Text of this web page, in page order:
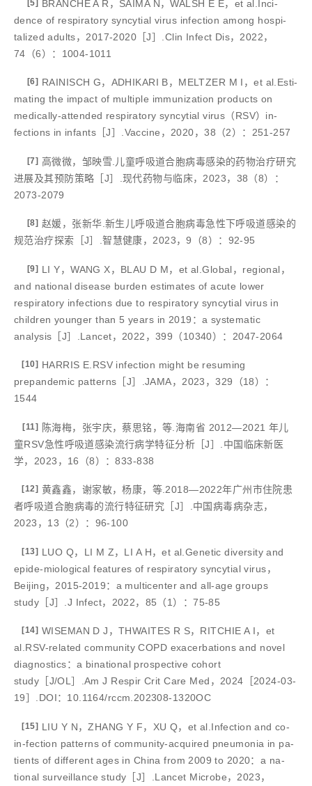
[5]
BRANCHE A R，SAIMA N，WALSH E E，et al.Inci-
dence of respiratory syncytial virus infection among hospi-
talized adults，2017-2020［J］.Clin Infect Dis，2022，
74（6）：1004-1011
[6] RAINISCH G，ADHIKARI B，MELTZER M I，et al.Esti-
mating the impact of multiple immunization products on
medically-attended respiratory syncytial virus（RSV）in-
fections in infants［J］.Vaccine，2020，38（2）：251-257
[7] 高微微，邹映雪.儿童呼吸道合胞病毒感染的药物治疗研究
进展及其预防策略［J］.现代药物与临床，2023，38（8）：
2073-2079
[8] 赵媛，张新华.新生儿呼吸道合胞病毒急性下呼吸道感染的
规范治疗探索［J］.智慧健康，2023，9（8）：92-95
[9] LI Y，WANG X，BLAU D M，et al.Global，regional，
and national disease burden estimates of acute lower
respiratory infections due to respiratory syncytial virus in
children younger than 5 years in 2019：a systematic
analysis［J］.Lancet，2022，399（10340）：2047-2064
[10] HARRIS E.RSV infection might be resuming
prepandemic patterns［J］.JAMA，2023，329（18）：
1544
[11]
陈海梅，张宇庆，蔡思铭，等.海南省 2012—2021 年儿
童RSV急性呼吸道感染流行病学特征分析［J］.中国临床新医
学，2023，16（8）：833-838
[12] 黄鑫鑫，谢家敏，杨康，等.2018—2022年广州市住院患
者呼吸道合胞病毒的流行特征研究［J］.中国病毒病杂志，
2023，13（2）：96-100
[13] LUO Q，LI M Z，LI A H，et al.Genetic diversity and
epide-miological features of respiratory syncytial virus，
Beijing，2015-2019：a multicenter and all-age groups
study［J］.J Infect，2022，85（1）：75-85
[14] WISEMAN D J，THWAITES R S，RITCHIE A I，et
al.RSV-related community COPD exacerbations and novel
diagnostics：a binational prospective cohort
study［J/OL］.Am J Respir Crit Care Med，2024［2024-03-
19］.DOI：10.1164/rccm.202308-1320OC
[15] LIU Y N，ZHANG Y F，XU Q，et al.Infection and co-
in-fection patterns of community-acquired pneumonia in pa-
tients of different ages in China from 2009 to 2020：a na-
tional surveillance study［J］.Lancet Microbe，2023，